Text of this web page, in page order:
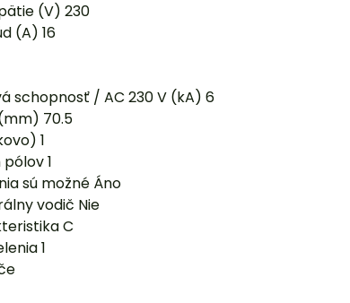
(V) 230
(A) 16
schopnosť / AC 230 V (kA) 6
70.5
1
1
sú možné Áno
vodič Nie
C
1